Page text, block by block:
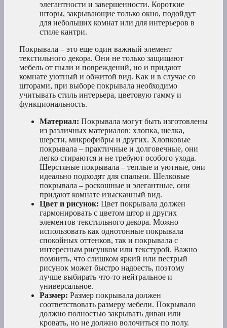
элегантности и завершенности. Короткие
шторы, закрывающие только окно, подойдут
для небольших комнат или для интерьеров в
стиле кантри.
Покрывала – это еще один важный элемент
текстильного декора. Они не только защищают
мебель от пыли и повреждений, но и придают
комнате уютный и обжитой вид. Как и в случае со
шторами, при выборе покрывала необходимо
учитывать стиль интерьера, цветовую гамму и
функциональность.
Материал: Покрывала могут быть изготовлены
из различных материалов: хлопка, шелка,
шерсти, микрофибры и других. Хлопковые
покрывала – практичные и долговечные, они
легко стираются и не требуют особого ухода.
Шерстяные покрывала – теплые и уютные, они
идеально подходят для спальни. Шелковые
покрывала – роскошные и элегантные, они
придают комнате изысканный вид.
Цвет и рисунок: Цвет покрывала должен
гармонировать с цветом штор и других
элементов текстильного декора. Можно
использовать как однотонные покрывала
спокойных оттенков, так и покрывала с
интересным рисунком или текстурой. Важно
помнить, что слишком яркий или пестрый
рисунок может быстро надоесть, поэтому
лучше выбирать что-то нейтральное и
универсальное.
Размер: Размер покрывала должен
соответствовать размеру мебели. Покрывало
должно полностью закрывать диван или
кровать, но не должно волочиться по полу.